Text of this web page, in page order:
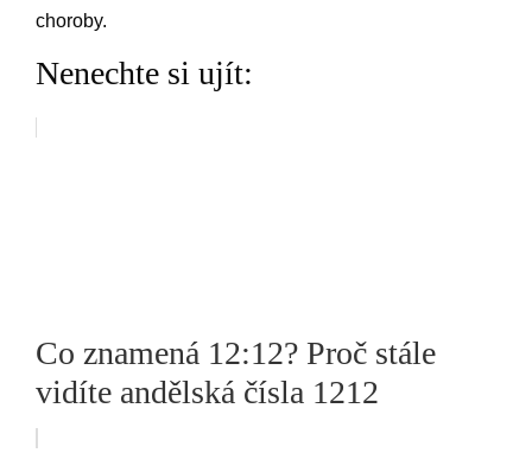
choroby.
Nenechte si ujít:
Co znamená 12:12? Proč stále
vidíte andělská čísla 1212